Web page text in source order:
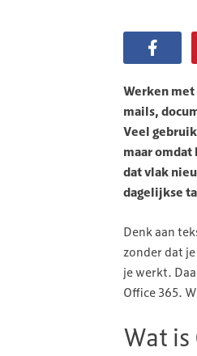
Werken met
mails,
Veel
maar
dat vlak
dagelijkse
Denk aan
zonder dat
je werkt.
Office 365.
Wat